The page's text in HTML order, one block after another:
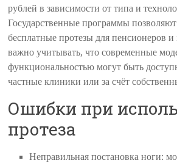
рублей в зависимости от типа и
Государственные программы
бесплатные протезы для пенсионеров
важно учитывать, что современные
функциональностью могут быть
частные клиники или за счёт
Ошибки при
протеза
Неправильная постановка ноги: